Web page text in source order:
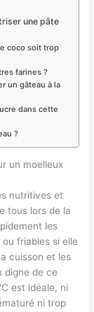
une pâte
coco soit trop
farines ?
un gâteau à la
dans cette
?
un moelleux
nutritives et
tous lors de la
les
friables si elle
cuisson et les
digne de ce
est idéale, ni
ni trop